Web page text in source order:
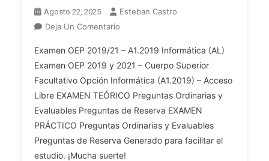
Agosto 22, 2025
Esteban Castro
Deja Un Comentario
OEP
2019
Y
2021
–
Cuerpo
Superior
Facultativo
Examen OEP 2019/21 – A1.2019 Informática (AL)
Examen OEP 2019 y 2021 – Cuerpo Superior
Facultativo Opción Informática (A1.2019) – Acceso
Libre EXAMEN TEÓRICO Preguntas Ordinarias y
Evaluables Preguntas de Reserva EXAMEN
PRÁCTICO Preguntas Ordinarias y Evaluables
Preguntas de Reserva Generado para facilitar el
estudio. ¡Mucha suerte!